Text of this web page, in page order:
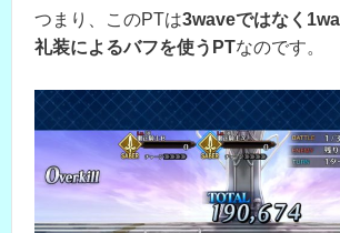
つまり、このPTは3waveではなく
礼装によるバフを使うPTなのです。